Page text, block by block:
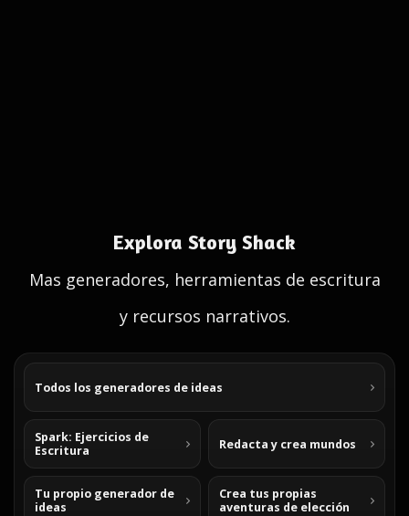
Explora Story Shack
Mas generadores, herramientas de escritura
y recursos narrativos.
Todos los generadores de ideas
Spark: Ejercicios de
Escritura
Redacta y crea mundos
Tu propio generador de
ideas
Crea tus propias
aventuras de elección